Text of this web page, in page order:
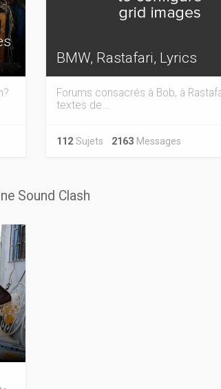
BMW, Rastafari, Lyrics
Forums consacrés à Bob, à
textes de...
112 Sujets 2163 Messages
Sound Clash